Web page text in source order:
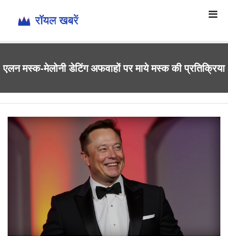
एलन मस्क-मेलोनी डेटिंग अफवाहों पर माये मस्क की प्रतिक्रिया